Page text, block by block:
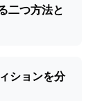
二つ方法と
ションを分